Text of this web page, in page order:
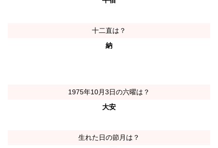
十二直は？
納
1975年10月3日の六曜は？
大安
生れた日の節月は？